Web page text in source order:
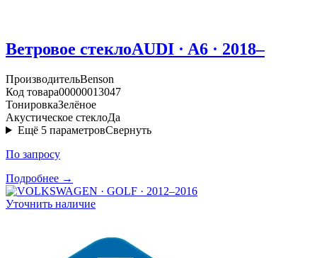
Ветровое стеклоAUDI · A6 · 2018–
ПроизводительBenson
Код товара00000013047
ТонировкаЗелёное
Акустическое стеклоДа
Ещё 5 параметровСвернуть
По запросу
Подробнее →
Уточнить наличие